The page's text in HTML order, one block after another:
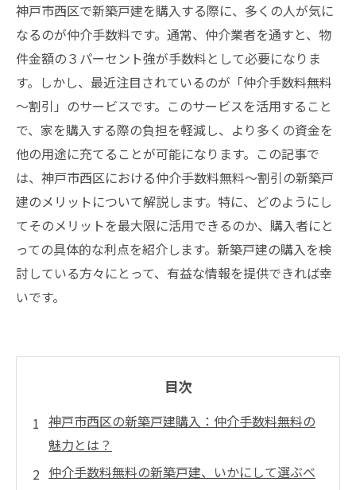
神戸市西区で新築戸建を購入する際に、多くの人が気に
なるのが仲介手数料です。通常、仲介業者を通すと、物
件金額の３パーセント強が手数料として必要になりま
す。しかし、最近注目されているのが「仲介手数料無料
～割引」のサービスです。このサービスを活用すること
で、家を購入する際の負担を軽減し、より多くの資金を
他の用途に充てることが可能になります。この記事で
は、神戸市西区における仲介手数料無料～割引の新築戸
建のメリットについて解説します。特に、どのようにし
てそのメリットを最大限に活用できるのか、購入者にと
っての具体的な利点を紹介します。新築戸建の購入を検
討している方々にとって、有益な情報を提供できれば幸
いです。
目次
神戸市西区の新築戸建購入：仲介手数料無料の
魅力とは？
仲介手数料無料の新築戸建、いかにして選ぶべ